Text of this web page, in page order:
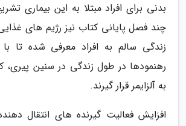
بدنی برای افراد مبتلا به این بیماری
چند فصل پایانی کتاب نیز رژیم های
زندگی سالم به افراد معرفی شده تا با
رهنمودها در طول زندگی در سنین پیری،
به آلزایمر قرار گیرند.
افزایش فعالیت گیرنده های انتقال